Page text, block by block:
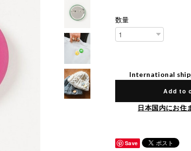
数量
International
Add to
日本国内にお住
Save